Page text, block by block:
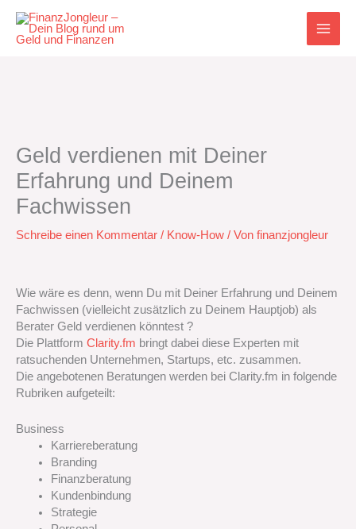
Inhalt
springen
Geld verdienen mit Deiner
Erfahrung und Deinem
Fachwissen
Schreibe einen Kommentar / Know-How / Von finanzjongleur
Wie wäre es denn, wenn Du mit Deiner Erfahrung und Deinem
Fachwissen (vielleicht zusätzlich zu Deinem Hauptjob) als
Berater Geld verdienen könntest ?
Die Plattform Clarity.fm bringt dabei diese Experten mit
ratsuchenden Unternehmen, Startups, etc. zusammen.
Die angebotenen Beratungen werden bei Clarity.fm in folgende
Rubriken aufgeteilt:
Business
Karriereberatung
Branding
Finanzberatung
Kundenbindung
Strategie